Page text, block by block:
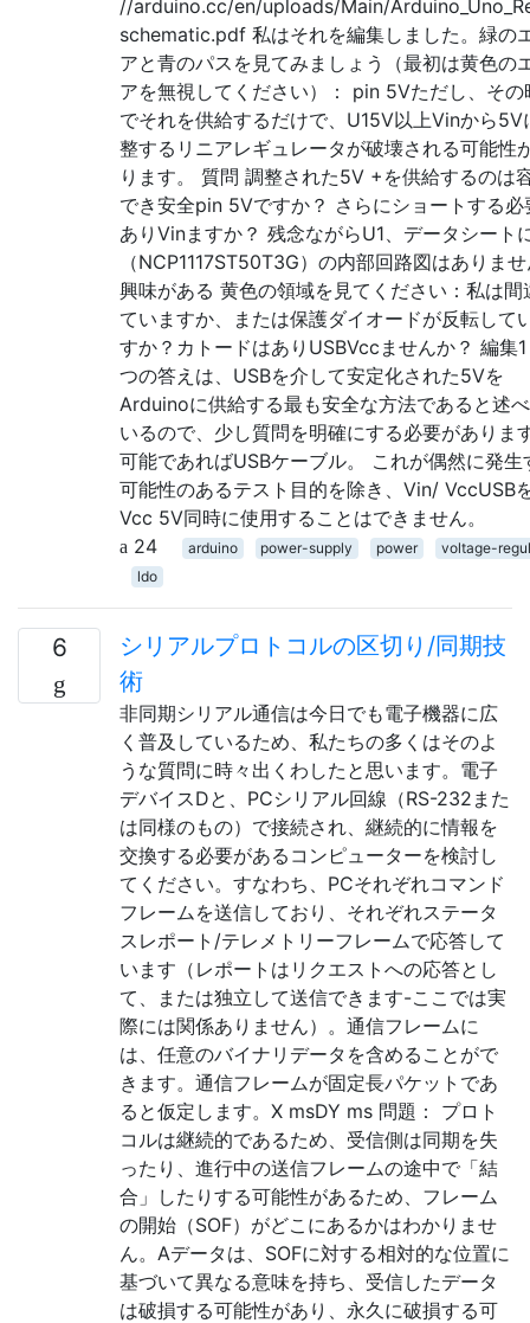
//arduino.cc/en/uploads/Main/
schematic.pdf 私はそれを編集しました。緑の
アと青のパスを見てみましょう（最初は黄色の
アを無視してください）： pin 5Vただし、その
でそれを供給するだけで、U15V以上Vinから5V
整するリニアレギュレータが破壊される可能性
ります。 質問 調整された5V +を供給するのは
でき安全pin 5Vですか？ さらにショートする必
ありVinますか？ 残念ながらU1、データシート
（NCP1117ST50T3G）の内部回路図はありま
興味がある 黄色の領域を見てください：私は間
ていますか、または保護ダイオードが反転して
すか？カトードはありUSBVccませんか？ 編集
つの答えは、USBを介して安定化された5Vを
Arduinoに供給する最も安全な方法であると述
いるので、少し質問を明確にする必要がありま
可能であればUSBケーブル。 これが偶然に発生
可能性のあるテスト目的を除き、Vin/ VccUSB
Vcc 5V同時に使用することはできません。
24
arduino power-supply power
voltage-
ldo
6
シリアルプロトコルの区切り/同期技
術
非同期シリアル通信は今日でも電子機器に広
く普及しているため、私たちの多くはそのよ
うな質問に時々出くわしたと思います。電子
デバイスDと、PCシリアル回線（RS-232また
は同様のもの）で接続され、継続的に情報を
交換する必要があるコンピューターを検討し
てください。すなわち、PCそれぞれコマンド
フレームを送信しており、それぞれステータ
スレポート/テレメトリーフレームで応答して
います（レポートはリクエストへの応答とし
て、または独立して送信できます-ここでは実
際には関係ありません）。通信フレームに
は、任意のバイナリデータを含めることがで
きます。通信フレームが固定長パケットであ
ると仮定します。X msDY ms 問題： プロト
コルは継続的であるため、受信側は同期を失
ったり、進行中の送信フレームの途中で「結
合」したりする可能性があるため、フレーム
の開始（SOF）がどこにあるかはわかりませ
ん。Aデータは、SOFに対する相対的な位置に
基づいて異なる意味を持ち、受信したデータ
は破損する可能性があり、永久に破損する可